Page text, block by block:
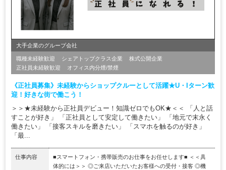
大手企業のグループ会社
職種未経験歓迎 シェアトップクラス企業
株式公開企業
正社員未経験歓迎
オフィス内分煙/禁煙
《正社員募集》未経験からショップクルーとして活躍★U・Iターン歓
迎！好きな街で働こう！
＞＞★未経験から正社員デビュー！知識ゼロでもOK★＜＜ 「人と話
すことが好き」 「正社員として安定して働きたい」 「地元で末永く
働きたい」 「接客スキルを磨きたい」 「スマホを触るのが好き」
「最...
仕事内容
■スマートフォン・携帯販売のお仕事をお任せします■ ＜＜具
体的には＞＞ ◎ご来店いただいたお客様への受付・接客 ◎機